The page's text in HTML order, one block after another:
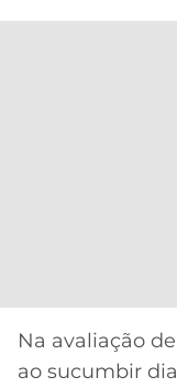
Na avaliação
ao sucumbir